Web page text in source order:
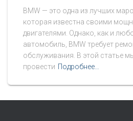
BMW — это одна из лучших
которая известна своими
двигателями. Однако, как и
автомобиль, BMW требует
обслуживания. В этой статье
провести Подробнее…